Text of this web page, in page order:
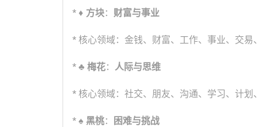
* ♦ 方块： 财富与事业
* 核心领域：金钱、财富、工作、事业、交易
* ♣ 梅花： 人际与思维
* 核心领域：社交、朋友、沟通、学习、计划
* ♠ 黑桃： 困难与挑战